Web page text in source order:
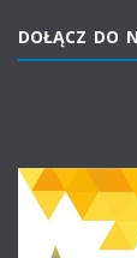
DOŁĄCZ DO